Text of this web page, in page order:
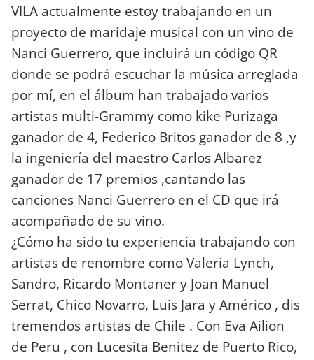
VILA actualmente estoy trabajando en un
proyecto de maridaje musical con un vino de
Nanci Guerrero, que incluirá un código QR
donde se podrá escuchar la música arreglada
por mí, en el álbum han trabajado varios
artistas multi-Grammy como kike Purizaga
ganador de 4, Federico Britos ganador de 8 ,y
la ingeniería del maestro Carlos Albarez
ganador de 17 premios ,cantando las
canciones Nanci Guerrero en el CD que irá
acompañado de su vino.
¿Cómo ha sido tu experiencia trabajando con
artistas de renombre como Valeria Lynch,
Sandro, Ricardo Montaner y Joan Manuel
Serrat, Chico Novarro, Luis Jara y Américo , dis
tremendos artistas de Chile . Con Eva Ailion
de Peru , con Lucesita Benitez de Puerto Rico,